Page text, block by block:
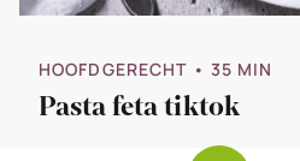
HOOFDGERECHT • 35 MIN
Pasta feta tiktok